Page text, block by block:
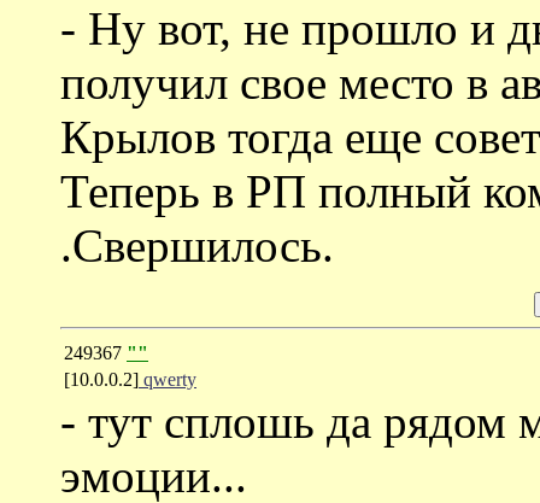
- Ну вот, не прошло и
получил свое место в
Крылов тогда еще
Теперь в РП полный
.Свершилось.
249367 ""
[10.0.0.2] qwerty
- тут сплошь да рядом
эмоции...